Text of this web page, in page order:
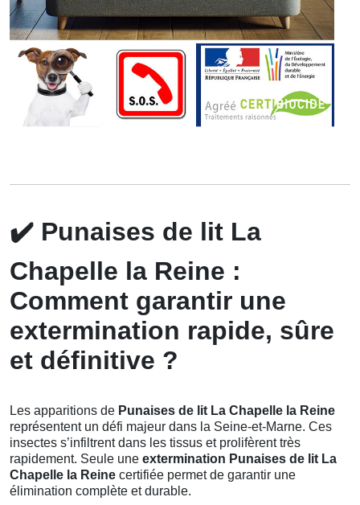
✔️ Punaises de lit La
Chapelle la Reine :
Comment garantir une
extermination rapide, sûre
et définitive ?
Les apparitions de Punaises de lit La Chapelle la Reine
représentent un défi majeur dans la Seine-et-Marne. Ces
insectes s’infiltrent dans les tissus et prolifèrent très
rapidement. Seule une extermination Punaises de lit La
Chapelle la Reine certifiée permet de garantir une
élimination complète et durable.